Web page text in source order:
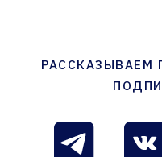
РАССКАЗЫВАЕМ